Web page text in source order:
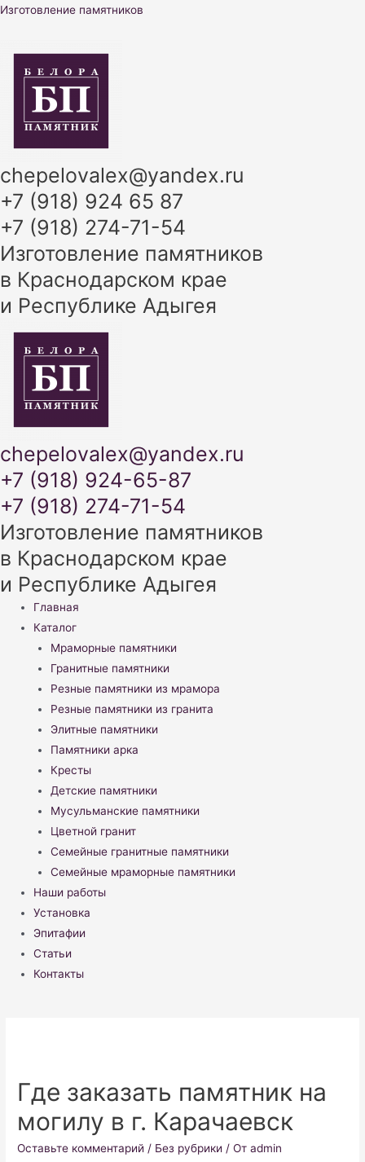
Перейти
Изготовление памятников
chepelovalex@yandex.ru
+7 (918) 924 65 87
+7 (918) 274-71-54
Изготовление памятников
в Краснодарском крае
и Республике Адыгея
chepelovalex@yandex.ru
+7 (918) 924-65-87
+7 (918) 274-71-54
Изготовление памятников
в Краснодарском крае
и Республике Адыгея
Меню
Главная
Каталог
Мраморные памятники
Гранитные памятники
Резные памятники из мрамора
Резные памятники из гранита
Элитные памятники
Памятники арка
Кресты
Детские памятники
Мусульманские памятники
Цветной гранит
Семейные гранитные памятники
Семейные мраморные памятники
Наши работы
Установка
Эпитафии
Статьи
Контакты
Где заказать памятник на
могилу в г. Карачаевск
Оставьте комментарий / Без рубрики / От admin